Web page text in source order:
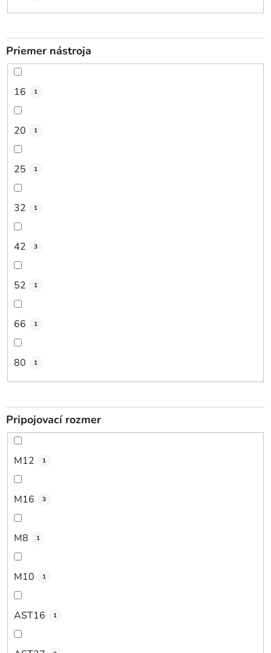
Priemer nástroja
16 1
20 1
25 1
32 1
42 3
52 1
66 1
80 1
Pripojovací rozmer
M12 1
M16 3
M8 1
M10 1
AST16 1